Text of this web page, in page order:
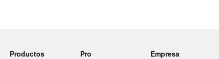
Productos
Pro
Empresa